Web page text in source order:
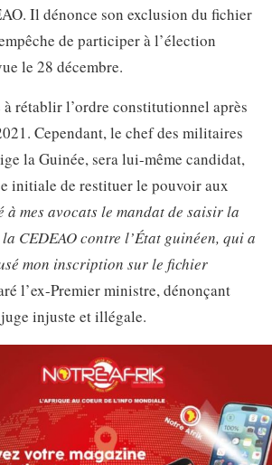
Il dénonce son exclusion du fichier
de participer à l’élection
le 28 décembre.
rétablir l’ordre constitutionnel après
Cependant, le chef des militaires
la Guinée, sera lui-même candidat,
initiale de restituer le pouvoir aux
à mes avocats le mandat de saisir la
CEDEAO contre l’État guinéen, qui a
mon inscription sur le fichier
l’ex-Premier ministre, dénonçant
injuste et illégale.